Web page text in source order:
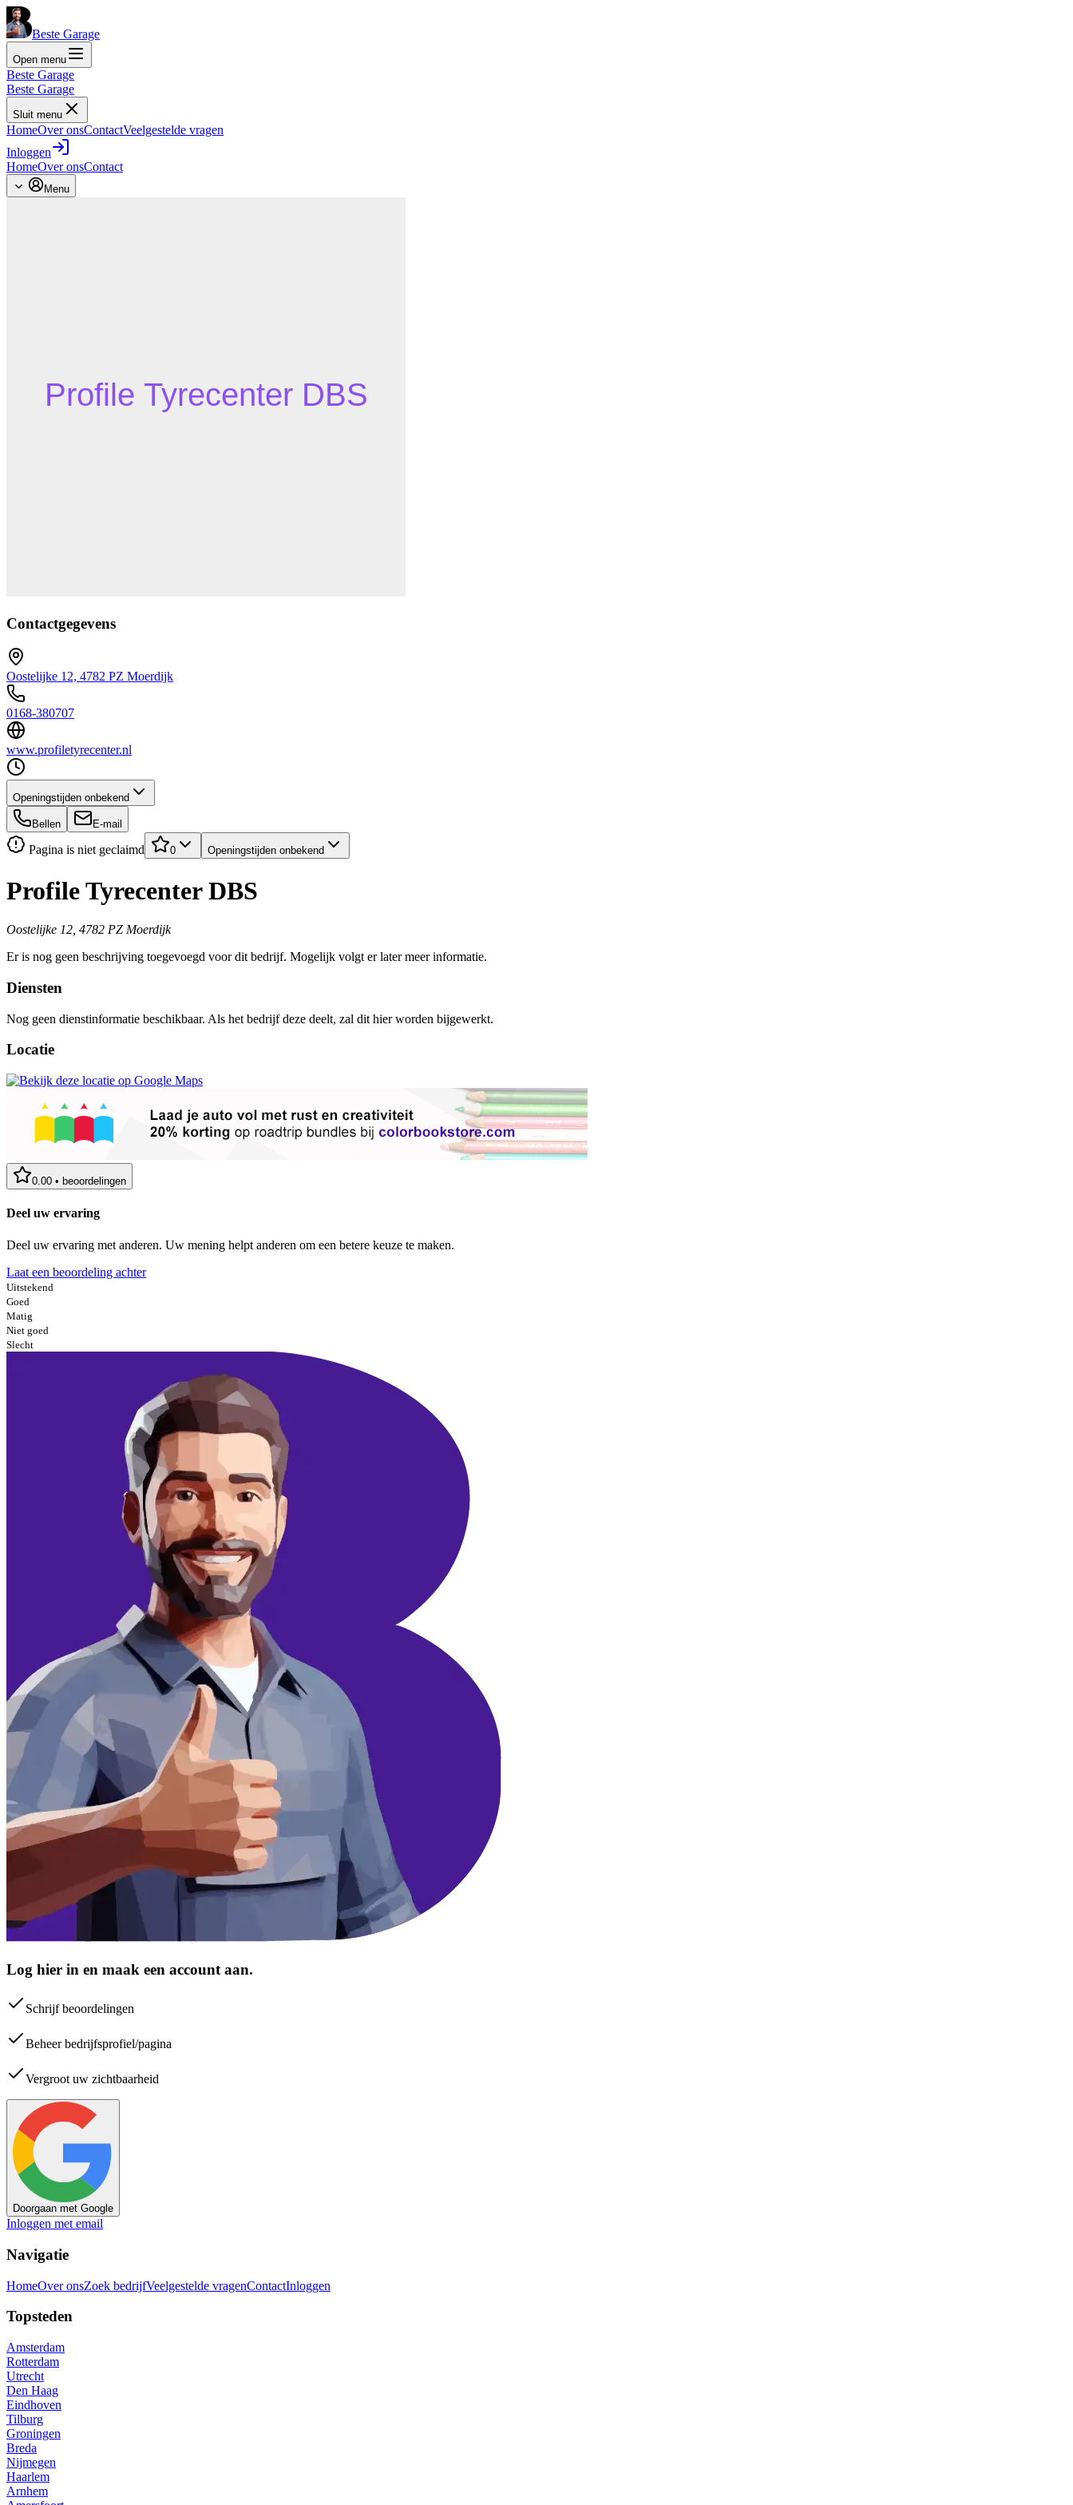
Beste Garage
Open menu
Beste Garage
Beste Garage
Sluit menu
HomeOver onsContactVeelgestelde vragen
Inloggen
HomeOver onsContact
Menu
Contactgegevens
Oostelijke 12, 4782 PZ Moerdijk
0168-380707
www.profiletyrecenter.nl
Openingstijden onbekend
Bellen E-mail
Pagina is niet geclaimd 0 Openingstijden onbekend
Profile Tyrecenter DBS
Oostelijke 12, 4782 PZ Moerdijk
Er is nog geen beschrijving toegevoegd voor dit bedrijf. Mogelijk volgt er later meer informatie.
Diensten
Nog geen dienstinformatie beschikbaar. Als het bedrijf deze deelt, zal dit hier worden bijgewerkt.
Locatie
0.00 • beoordelingen
Deel uw ervaring
Deel uw ervaring met anderen. Uw mening helpt anderen om een betere keuze te maken.
Laat een beoordeling achter
Uitstekend
Goed
Matig
Niet goed
Slecht
Log hier in en maak een account aan.
Schrijf beoordelingen
Beheer bedrijfsprofiel/pagina
Vergroot uw zichtbaarheid
Doorgaan met Google
Inloggen met email
Navigatie
HomeOver onsZoek bedrijfVeelgestelde vragenContactInloggen
Topsteden
Amsterdam
Rotterdam
Utrecht
Den Haag
Eindhoven
Tilburg
Groningen
Breda
Nijmegen
Haarlem
Arnhem